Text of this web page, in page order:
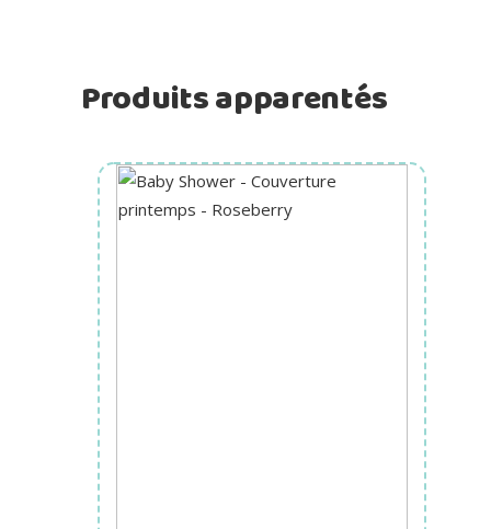
Produits apparentés